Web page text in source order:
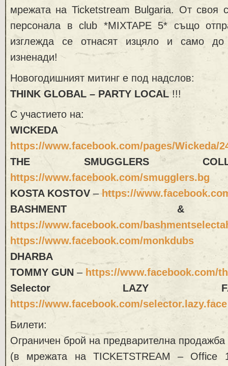
мрежата на Ticketstream Bulgaria. От своя
персонала в club *MIXTAPE 5* също
изглежда се отнасят изцяло и само
изненади!
Новогодишният митинг е под надслов:
THINK GLOBAL – PARTY LOCAL !!!
С участието на:
WICKEDA
https://www.facebook.com/pages/Wickeda/
THE SMUGGLERS
https://www.facebook.com/smugglers.bg
KOSTA KOSTOV –https://
BASHMENT &
https://www.facebook.com/
https://www.facebook.com/monkdubs
DHARBA
TOMMY GUN – https://www.facebook.com/
Selector LAZY
https://www.facebook.com/selector.lazy.face
Билети:
Ограничен брой на предварителна
(в мрежата на TICKETSTREAM – Office